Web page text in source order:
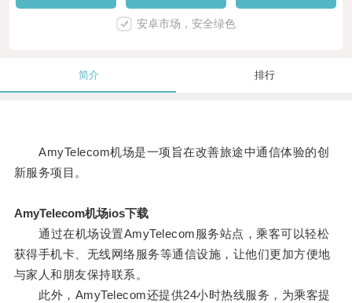
安卓市场，安全绿色
简介 排行
AmyTelecom机场是一项旨在改善旅途中通信体验的创
新服务项目。
AmyTelecom机场ios下载
通过在机场设置AmyTelecom服务站点，乘客可以轻松
获得手机卡、无线网络服务等通信设施，让他们更加方便地
与家人和朋友保持联系。
此外，AmyTelecom还提供24小时热线服务，为乘客提